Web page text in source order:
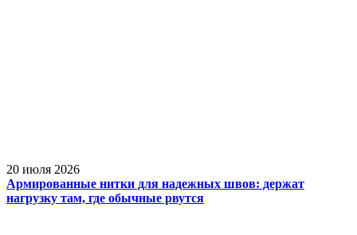
20 июля 2026
Армированные нитки для надежных швов: держат
нагрузку там, где обычные рвутся